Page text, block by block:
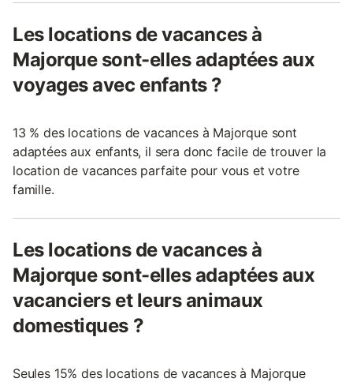
Les locations de vacances à
Majorque sont-elles adaptées aux
voyages avec enfants ?
13 % des locations de vacances à Majorque sont
adaptées aux enfants, il sera donc facile de trouver la
location de vacances parfaite pour vous et votre
famille.
Les locations de vacances à
Majorque sont-elles adaptées aux
vacanciers et leurs animaux
domestiques ?
Seules 15% des locations de vacances à Majorque